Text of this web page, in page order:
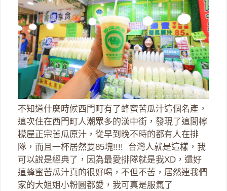
不知道什麼時候西門町有了蜂蜜苦瓜汁這個名產，
這次住在西門町人潮眾多的漢中街，發現了這間檸
檬屋正宗苦瓜原汁，從早到晚不時的都有人在排
隊，而且一杯居然要85塊!!!! 台灣人就是這樣，我
可以說是經典了，因為最愛排隊就是我XD，還好
這蜂蜜苦瓜汁真的很好喝，不但不苦，居然連我們
家的大姐姐小粉圓都愛，我可真是服氣了